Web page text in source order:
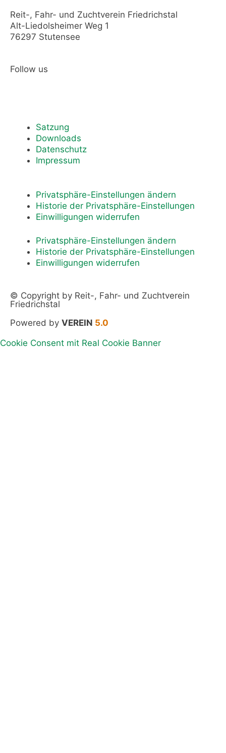
Reit-, Fahr- und Zuchtverein Friedrichstal
Alt-Liedolsheimer Weg 1
76297 Stutensee
Follow us
Satzung
Downloads
Datenschutz
Impressum
Privatsphäre-Einstellungen ändern
Historie der Privatsphäre-Einstellungen
Einwilligungen widerrufen
Privatsphäre-Einstellungen ändern
Historie der Privatsphäre-Einstellungen
Einwilligungen widerrufen
© Copyright by Reit-, Fahr- und Zuchtverein
Friedrichstal
Powered by VEREIN 5.0
Cookie Consent mit Real Cookie Banner